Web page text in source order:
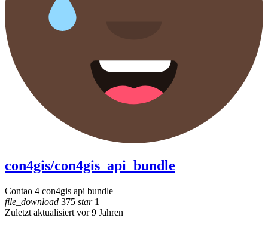
con4gis/con4gis_api_bundle
Contao 4 con4gis api bundle
file_download 375 star1
Zuletzt aktualisiert vor 9 Jahren